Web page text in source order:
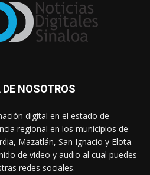
DE NOSOTROS
digital en el estado de
regional en los municipios de
Mazatlán, San Ignacio y Elota.
de video y audio al cual puedes
redes sociales.